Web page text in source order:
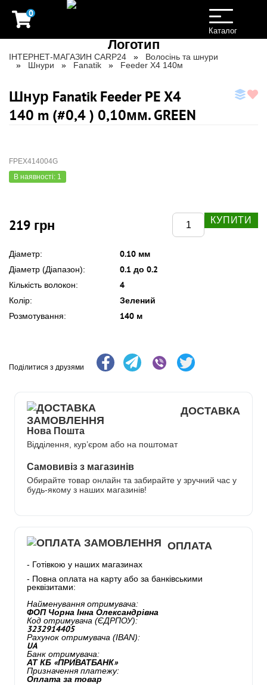
0
Toggle
navigation
Каталог
ІНТЕРНЕТ-МАГАЗИН CARP24
Волосінь та шнури
Шнури
Fanatik Feeder X4 140м
Шнур Fanatik Feeder PE X4
140 m (#0,4 ) 0,10мм. GREEN
FPEX414004G
В наявності: 1
219 грн КУПИТИ
Діаметр: 0.10 мм
Діаметр (Діапазон): 0.1 до 0.2
Кількість волокон: 4
Колір: Зелений
Розмотування: 140 м
Поділитися з друзями
ДОСТАВКА
Нова Пошта
Відділення, кур’єром або на поштомат
Самовивіз з магазинів
Обирайте товар онлайн та забирайте у зручний час у
будь-якому з наших магазинів!
ОПЛАТА
- Готівкою у наших магазинах
- Повна оплата на карту або за банківськими
реквізитами:
Найменування отримувача:
ФОП Чорна Інна Олександрівна
Код отримувача (ЄДРПОУ):
3232914405
Рахунок отримувача (IBAN):
UA
Банк отримувача:
АТ КБ «ПРИВАТБАНК»
Призначення платежу:
Оплата за товар